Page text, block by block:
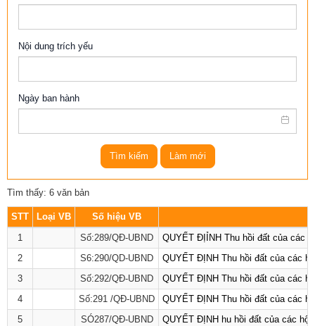
Nội dung trích yếu
Ngày ban hành
Tìm kiếm Làm mới
Tìm thấy: 6 văn bản
STT Loại VB
Số hiệu VB
1
Số:289/QĐ-UBND
QUYẾT ĐỊỈNH Thu hồi đất của các
2
S6:290/QD-UBND
QUYẾT ĐỊNH Thu hồi đất của các
3
Số:292/QĐ-UBND
QUYẾT ĐỊNH Thu hồi đất của các
4
Số:291 /QĐ-UBND
QUYẾT ĐỊNH Thu hồi đất của các
5
SÓ287/QĐ-UBND
QUYẾT ĐỊNH hu hồi đất của các